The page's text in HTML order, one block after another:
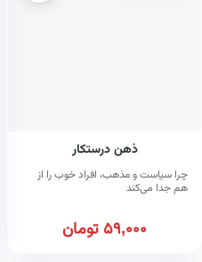
ذهن درستکار
چرا سیاست و مذهب، افراد خوب را از
هم جدا می‌کند
59,000 تومان